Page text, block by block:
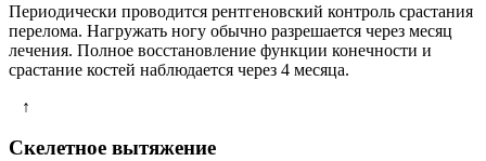
Периодически проводится рентгеновский контроль срастания
перелома. Нагружать ногу обычно разрешается через месяц
лечения. Полное восстановление функции конечности и
срастание костей наблюдается через 4 месяца.
↑
Скелетное вытяжение